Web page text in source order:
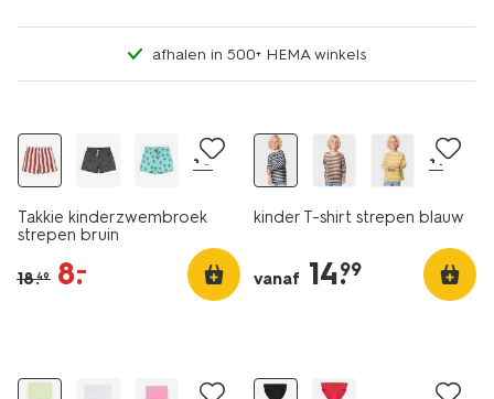
afhalen in 500+ HEMA winkels
+6
Takkie kinderzwembroek
strepen bruin
18.49 8.
–
+1
kinder T-shirt strepen blauw
vanaf 14.
99